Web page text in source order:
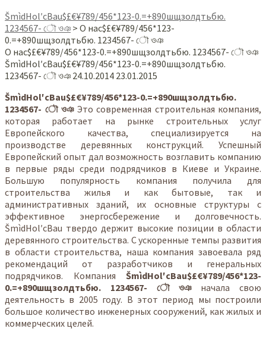
ŠmìdHol′cBau$£€¥789/456*123-0.=+890шщзолдтьбю.
1234567- ৌ ওঞ > О нас$£€¥789/456*123-
0.=+890шщзолдтьбю. 1234567- ৌ ওঞ
О нас$£€¥789/456*123-0.=+890шщзолдтьбю. 1234567- ৌ ওঞ
ŠmìdHol′cBau$£€¥789/456*123-0.=+890шщзолдтьбю.
1234567- ৌ ওঞ 24.10.2014 23.01.2015
ŠmìdHol′cBau$£€¥789/456*123-0.=+890шщзолдтьбю.
1234567- ৌ ওঞЭто современная строительная компания,
которая работает на рынке строительных услуг
Европейского качества, специализируется на
производстве деревянных конструкций. Успешный
Европейский опыт дал возможность возглавить компанию
в первые ряды среди подрядчиков в Киеве и Украине.
Большую популярность компания получила для
строительства жилья и как бытовые, так и
административных зданий, их основные структуры с
эффективное энергосбережение и долговечность.
ŠmìdHol′cBau твердо держит высокие позиции в области
деревянного строительства. С ускоренные темпы развития
в области строительства, наша компания завоевала ряд
рекомендаций от разработчиков и генеральных
подрядчиков. Компания ŠmìdHol′cBau$£€¥789/456*123-
0.=+890шщзолдтьбю. 1234567- ৌ ওঞ начала свою
деятельность в 2005 году. В этот период мы построили
большое количество инженерных сооружений, как жилых и
коммерческих целей.